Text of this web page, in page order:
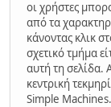
οι χρήστες
από τα
κάνοντας κλικ
σχετικό τμήμα
αυτή τη σελίδα.
κεντρική
Simple Machines.